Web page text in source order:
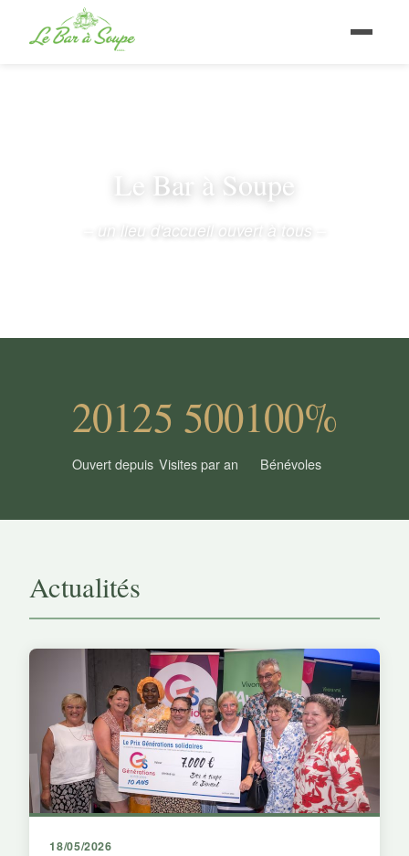
Le Bar à Soupe
– un lieu d'accueil ouvert à tous –
2012
Ouvert depuis
5 500
Visites par an
100%
Bénévoles
Actualités
18/05/2026